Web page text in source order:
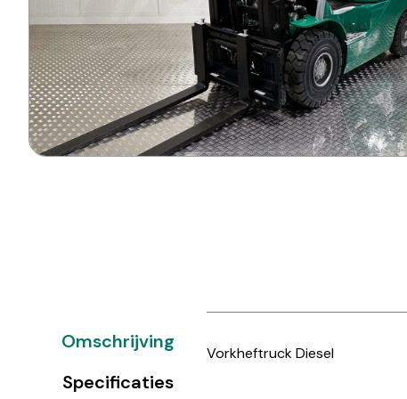
Omschrijving
Specificaties
Vorkheftruck Diesel